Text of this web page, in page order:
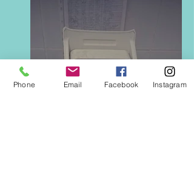
Phone Email Facebook Instagram